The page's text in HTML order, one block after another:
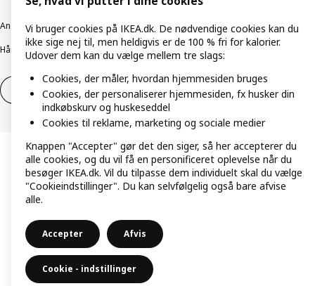
Ansvarlig rapporteringCookiepolitikDigital tilgængelighed
Håndtering af persondataSalgs- og leveringsbetingelser
Fortryd dit køb Fortryd dit køb af service
Vi bruger cookies på IKEA.dk. De nødvendige cookies kan du
ikke sige nej til, men heldigvis er de 100 % fri for kalorier.
Udover dem kan du vælge mellem tre slags:
Cookies, der måler, hvordan hjemmesiden bruges
Cookies, der personaliserer hjemmesiden, fx husker din
indkøbskurv og huskeseddel
Cookies til reklame, marketing og sociale medier
Knappen "Accepter" gør det den siger, så her accepterer du
alle cookies, og du vil få en personificeret oplevelse når du
besøger IKEA.dk. Vil du tilpasse dem individuelt skal du vælge
"Cookieindstillinger". Du kan selvfølgelig også bare afvise
alle.
Accepter Afvis
Cookie - indstillinger